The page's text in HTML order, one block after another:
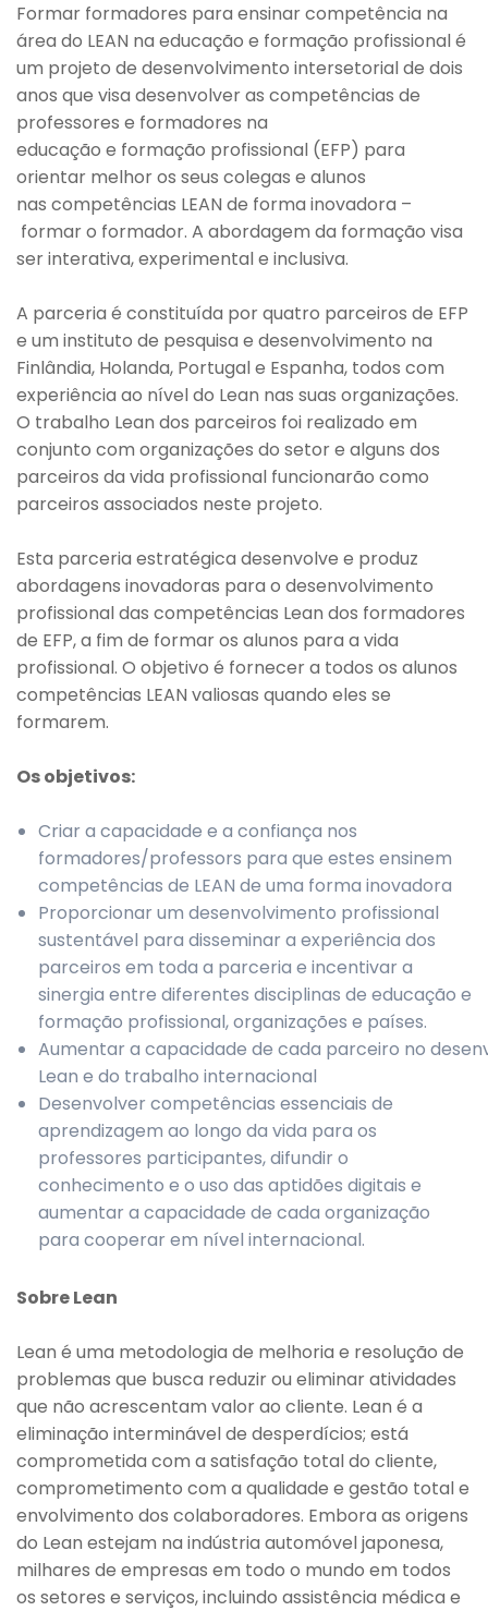
Formar formadores para ensinar competência na
área do LEAN na educação e formação profissional é
um projeto de desenvolvimento intersetorial de dois
anos que visa desenvolver as competências de
professores e formadores na
educação e formação profissional (EFP) para
orientar melhor os seus colegas e alunos
nas competências LEAN de forma inovadora –
formar o formador. A abordagem da formação visa
ser interativa, experimental e inclusiva.
A parceria é constituída por quatro parceiros de EFP
e um instituto de pesquisa e desenvolvimento na
Finlândia, Holanda, Portugal e Espanha, todos com
experiência ao nível do Lean nas suas organizações.
O trabalho Lean dos parceiros foi realizado em
conjunto com organizações do setor e alguns dos
parceiros da vida profissional funcionarão como
parceiros associados neste projeto.
Esta parceria estratégica desenvolve e produz
abordagens inovadoras para o desenvolvimento
profissional das competências Lean dos formadores
de EFP, a fim de formar os alunos para a vida
profissional. O objetivo é fornecer a todos os alunos
competências LEAN valiosas quando eles se
formarem.
Os objetivos:
Criar a capacidade e a confiança nos
formadores/professors para que estes ensinem
competências de LEAN de uma forma inovadora
Proporcionar um desenvolvimento profissional
sustentável para disseminar a experiência dos
parceiros em toda a parceria e incentivar a
sinergia entre diferentes disciplinas de educação e
formação profissional, organizações e países.
Aumentar a capacidade de cada parceiro no
Lean e do trabalho internacional
Desenvolver competências essenciais de
aprendizagem ao longo da vida para os
professores participantes, difundir o
conhecimento e o uso das aptidões digitais e
aumentar a capacidade de cada organização
para cooperar em nível internacional.
SobreLean
Lean é uma metodologia de melhoria e resolução de
problemas que busca reduzir ou eliminar atividades
que não acrescentam valor ao cliente. Lean é a
eliminação interminável de desperdícios; está
comprometida com a satisfação total do cliente,
comprometimento com a qualidade e gestão total e
envolvimento dos colaboradores. Embora as origens
do Lean estejam na indústria automóvel japonesa,
milhares de empresas em todo o mundo em todos
os setores e serviços, incluindo assistência médica e